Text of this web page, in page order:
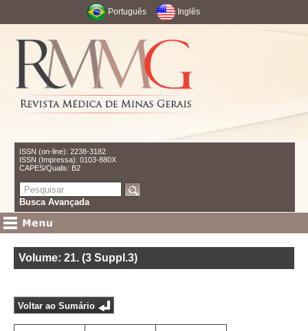
Português Inglês
ISSN (on-line): 2238-3182
ISSN (Impressa): 0103-880X
CAPES/Qualis: B2
Busca Avançada
Volume: 21. (3 Suppl.3)
Voltar ao Sumário